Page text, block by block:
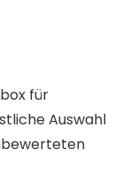
für
Auswahl